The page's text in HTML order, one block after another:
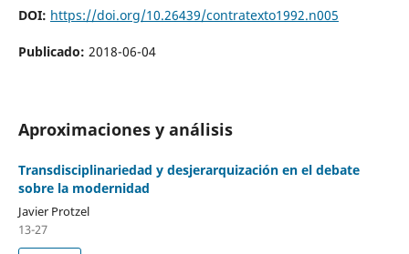
DOI: https://doi.org/10.26439/contratexto1992.n005
Publicado: 2018-06-04
Aproximaciones y análisis
Transdisciplinariedad y desjerarquización en el debate
sobre la modernidad
Javier Protzel
13-27